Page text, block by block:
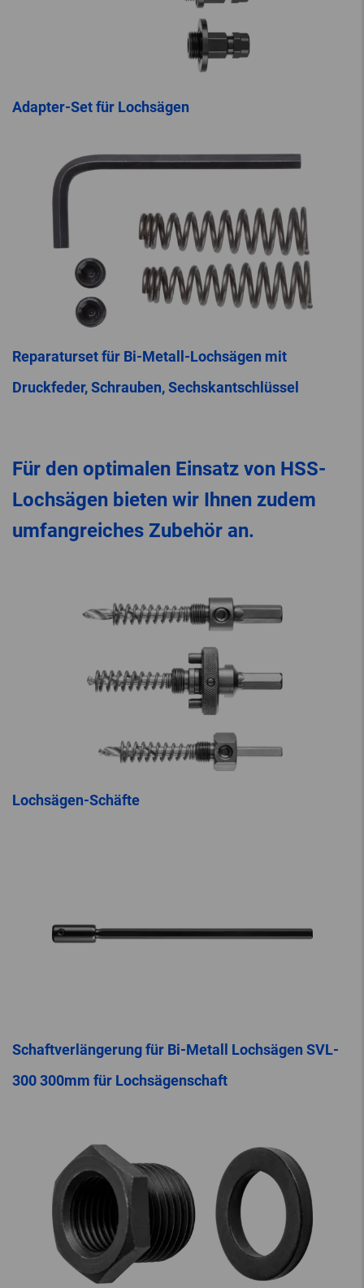
Adapter-Set für Lochsägen
Reparaturset für Bi-Metall-Lochsägen mit
Druckfeder, Schrauben, Sechskantschlüssel
Für den optimalen Einsatz von HSS-
Lochsägen bieten wir Ihnen zudem
umfangreiches Zubehör an.
Lochsägen-Schäfte
Schaftverlängerung für Bi-Metall Lochsägen SVL-
300 300mm für Lochsägenschaft